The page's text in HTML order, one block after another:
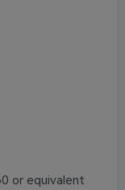
or equivalent